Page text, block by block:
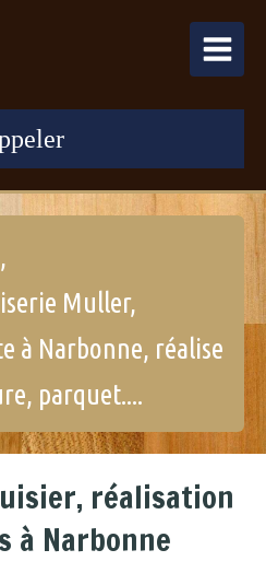
Muller,
à Narbonne, réalise
parquet....
réalisation
à Narbonne